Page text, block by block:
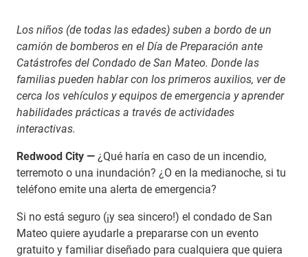
Los niños (de todas las edades) suben a bordo de un
camión de bomberos en el Día de Preparación ante
Catástrofes del Condado de San Mateo. Donde las
familias pueden hablar con los primeros auxilios, ver de
cerca los vehículos y equipos de emergencia y aprender
habilidades prácticas a través de actividades
interactivas.
Redwood City —¿Qué haría en caso de un incendio,
terremoto o una inundación? ¿O en la medianoche, si tu
teléfono emite una alerta de emergencia?
Si no está seguro (¡y sea sincero!) el condado de San
Mateo quiere ayudarle a prepararse con un evento
gratuito y familiar diseñado para cualquiera que quiera